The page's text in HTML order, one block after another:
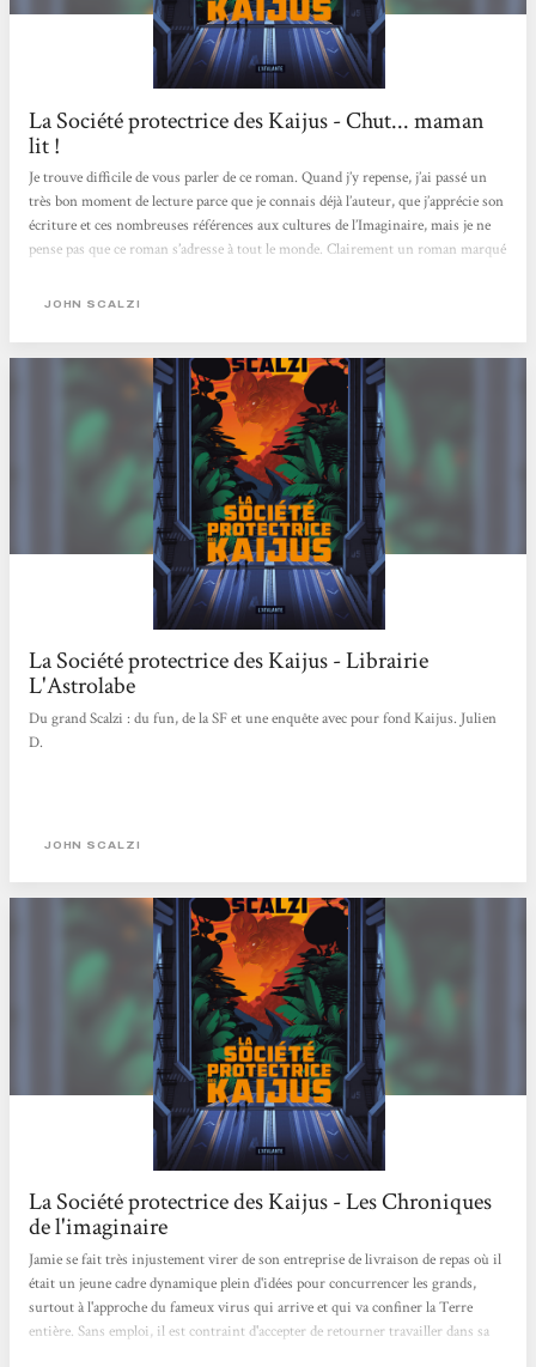
La Société protectrice des Kaijus - Chut... maman
lit !
Je trouve difficile de vous parler de ce roman. Quand j’y repense, j’ai passé un
très bon moment de lecture parce que je connais déjà l’auteur, que j’apprécie son
écriture et ces nombreuses références aux cultures de l’Imaginaire, mais je ne
pense pas que ce roman s’adresse à tout le monde. Clairement un roman marqué
ligne, des masques et de la distanciation sociale mais aussi un roman qui ne se
JOHN SCALZI
La Société protectrice des Kaijus - Librairie
L'Astrolabe
Du grand Scalzi : du fun, de la SF et une enquête avec pour fond Kaijus. Julien
D.
JOHN SCALZI
La Société protectrice des Kaijus - Les Chroniques
de l'imaginaire
Jamie se fait très injustement virer de son entreprise de livraison de repas où il
était un jeune cadre dynamique plein d'idées pour concurrencer les grands,
surtout à l'approche du fameux virus qui arrive et qui va confiner la Terre
entière. Sans emploi, il est contraint d'accepter de retourner travailler dans sa